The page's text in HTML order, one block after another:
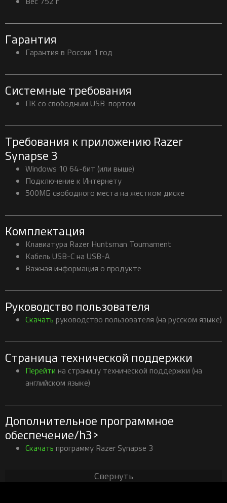
Гарантия
Гарантия в России 1 год
Системные требования
ПК со свободным USB-портом
Требования к приложению Razer
Synapse 3
Windows 10 64-бит (или выше)
Подключение к Интернету
500МБ свободного места на жестком диске
Комплектация
Клавиатура Razer Huntsman Tournament
Кабель USB-C на USB-A
Важная информация о продукте
Руководство пользователя
Скачать руководство пользователя (на русском языке)
Страница технической поддержки
Перейти на страницу технической поддержки (на
английском языке)
Дополнительное программное
обеспечение/h3>
Скачать программу Razer Synapse 3
Свернуть